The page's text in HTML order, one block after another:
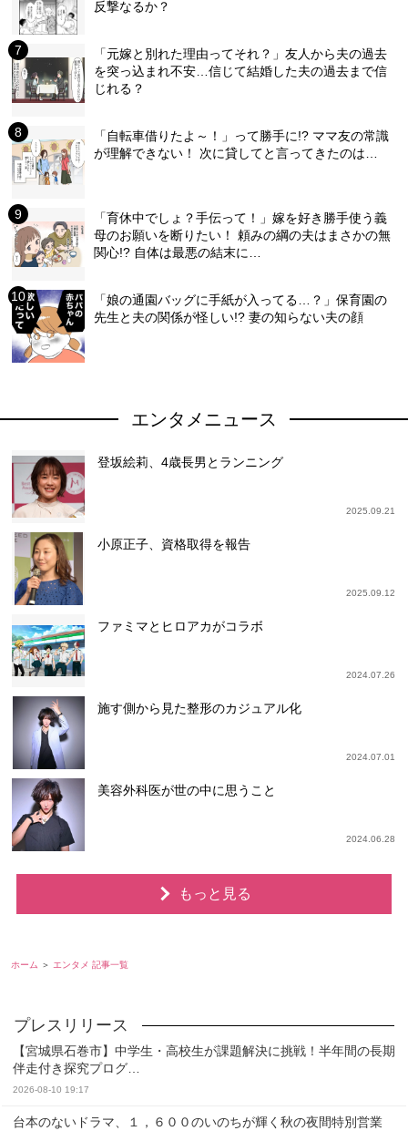
反撃なるか？
「元嫁と別れた理由ってそれ？」友人から夫の過去
を突っ込まれ不安…信じて結婚した夫の過去まで信
じれる？
「自転車借りたよ～！」って勝手に!? ママ友の常識
が理解できない！ 次に貸してと言ってきたのは…
「育休中でしょ？手伝って！」嫁を好き勝手使う義
母のお願いを断りたい！ 頼みの綱の夫はまさかの無
関心!? 自体は最悪の結末に…
「娘の通園バッグに手紙が入ってる…？」保育園の
先生と夫の関係が怪しい!? 妻の知らない夫の顔
エンタメニュース
登坂絵莉、4歳長男とランニング
2025.09.21
小原正子、資格取得を報告
2025.09.12
ファミマとヒロアカがコラボ
2024.07.26
施す側から見た整形のカジュアル化
2024.07.01
美容外科医が世の中に思うこと
2024.06.28
もっと見る
ホーム エンタメ 記事一覧
【宮城県石巻市】中学生・高校生が課題解決に挑戦！半年間の長期
伴走付き探究プログ…
2026-08-10 19:17
台本のないドラマ、１，６００のいのちが輝く秋の夜間特別営業